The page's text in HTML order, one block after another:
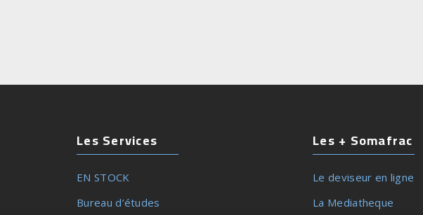
Les Services
EN STOCK
Bureau d’études
Les + Somafrac
Le deviseur en ligne
La Mediatheque